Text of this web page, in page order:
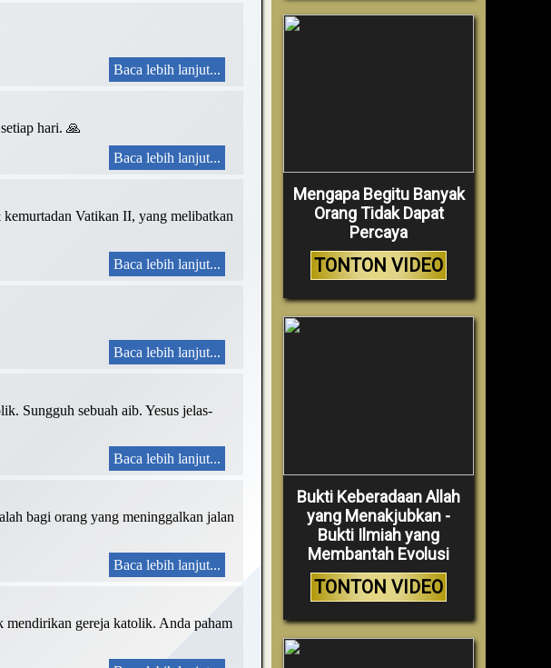
Baca lebih lanjut...
hari. 🙏
Baca lebih lanjut...
Vatikan II, yang melibatkan
Baca lebih lanjut...
Baca lebih lanjut...
Sungguh sebuah aib. Yesus jelas-
Baca lebih lanjut...
bagi orang yang meninggalkan jalan
Baca lebih lanjut...
mendirikan gereja katolik. Anda paham
Mengapa Begitu Banyak
Orang Tidak Dapat
Percaya
TONTON VIDEO
Bukti Keberadaan Allah
yang Menakjubkan -
Bukti Ilmiah yang
Membantah Evolusi
TONTON VIDEO